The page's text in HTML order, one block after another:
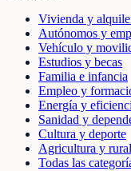
Vivienda y
Autónomos y
Vehículo y
Estudios y becas
Familia e infancia
Empleo y
Energía y
Sanidad y
Cultura y deporte
Agricultura y rural
Todas las